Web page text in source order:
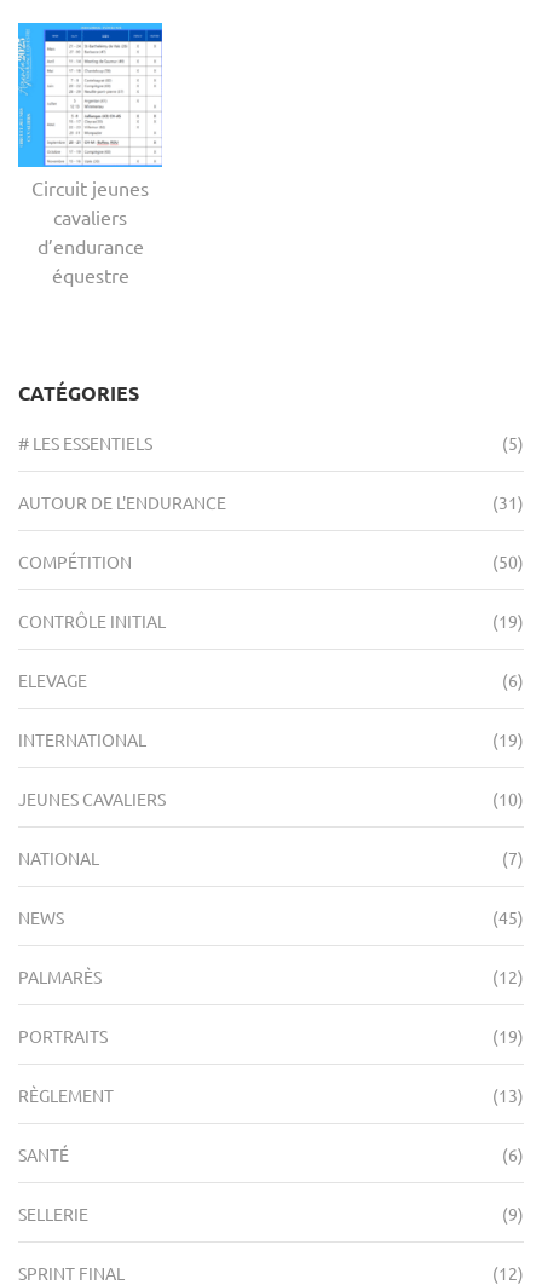
Circuit jeunes
cavaliers
d’endurance
équestre
CATÉGORIES
# LES ESSENTIELS (5)
AUTOUR DE L'ENDURANCE (31)
COMPÉTITION (50)
CONTRÔLE INITIAL (19)
ELEVAGE (6)
INTERNATIONAL (19)
JEUNES CAVALIERS (10)
NATIONAL (7)
NEWS (45)
PALMARÈS (12)
PORTRAITS (19)
RÈGLEMENT (13)
SANTÉ (6)
SELLERIE (9)
SPRINT FINAL (12)